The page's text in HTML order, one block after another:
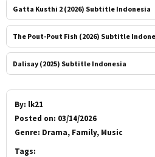
Gatta Kusthi 2 (2026) Subtitle Indonesia
The Pout-Pout Fish (2026) Subtitle
Dalisay (2025) Subtitle Indonesia
By: lk21
Posted on: 03/14/2026
Genre: Drama, Family, Music
Tags: